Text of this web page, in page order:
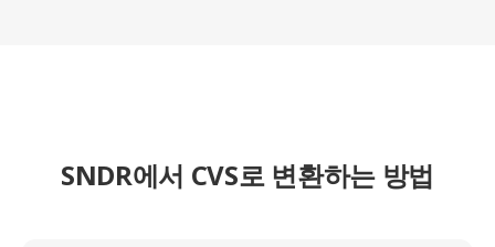
SNDR에서 CVS로 변환하는 방법